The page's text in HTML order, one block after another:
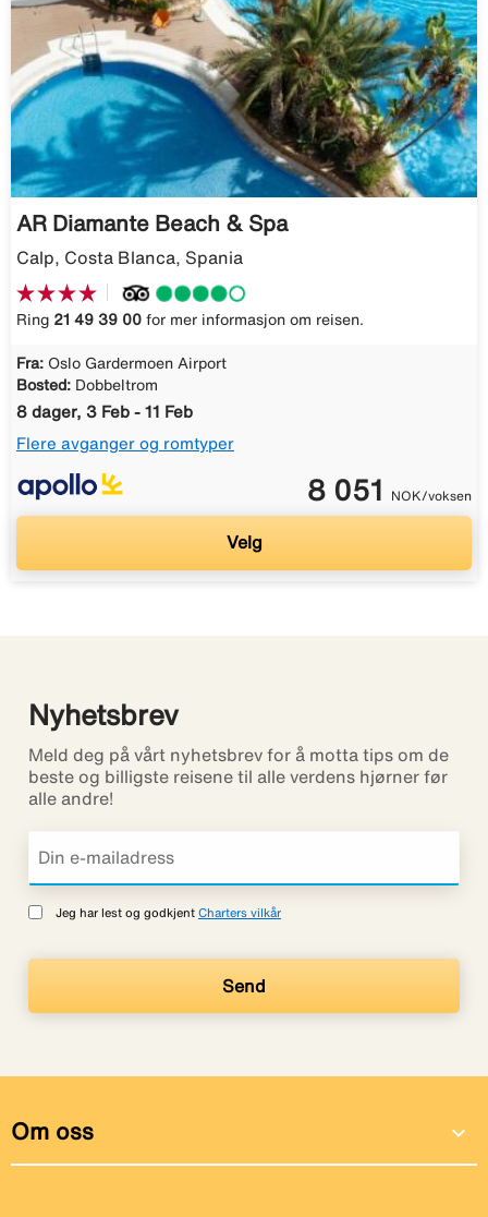
AR Diamante Beach & Spa
Calp, Costa Blanca, Spania
Ring 21 49 39 00 for mer informasjon om reisen.
Fra: Oslo Gardermoen Airport
Bosted: Dobbeltrom
8 dager, 3 Feb - 11 Feb
Flere avganger og romtyper
8 051 NOK/voksen
Velg
Nyhetsbrev
Meld deg på vårt nyhetsbrev for å motta tips om de
beste og billigste reisene til alle verdens hjørner før
alle andre!
Jeg har lest og godkjent Charters vilkår
Om oss expand_more